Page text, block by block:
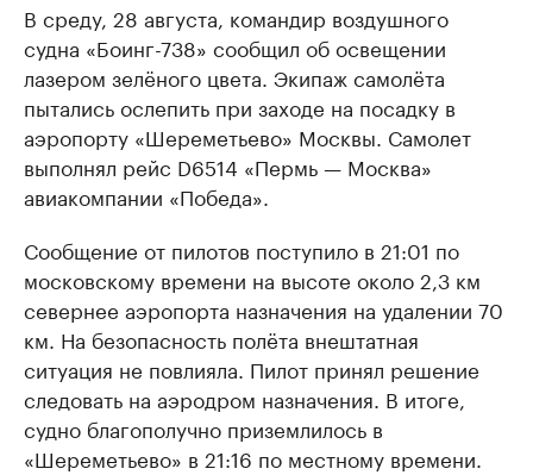
В среду, 28 августа, командир воздушного
судна «Боинг-738» сообщил об освещении
лазером зелёного цвета. Экипаж самолёта
пытались ослепить при заходе на посадку в
аэропорту «Шереметьево» Москвы. Самолет
выполнял рейс D6514 «Пермь — Москва»
авиакомпании «Победа».
Сообщение от пилотов поступило в 21:01 по
московскому времени на высоте около 2,3 км
севернее аэропорта назначения на удалении 70
км. На безопасность полёта внештатная
ситуация не повлияла. Пилот принял решение
следовать на аэродром назначения. В итоге,
судно благополучно приземлилось в
«Шереметьево» в 21:16 по местному времени.